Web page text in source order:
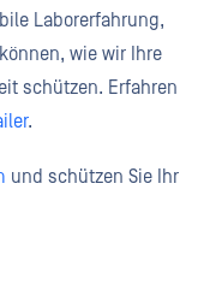
Laborerfahrung,
wie wir Ihre
schützen. Erfahren
.
und schützen Sie Ihr